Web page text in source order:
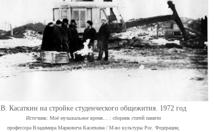
В. Касаткин на стройке студенческого общежития. 1972 год
Источник: Моё музыкальное время… : сборник статей памяти
профессора Владимира Марковича Касаткина / М-во культуры Рос. Федерации,